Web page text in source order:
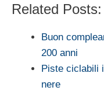
Related Posts:
Buon
200 anni
Piste ciclabili
nere